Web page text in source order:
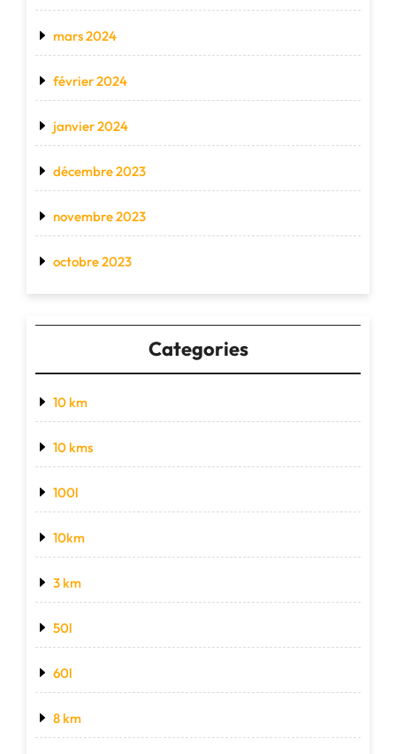
mars 2024
février 2024
janvier 2024
décembre 2023
novembre 2023
octobre 2023
Categories
10 km
10 kms
100l
10km
3 km
50l
60l
8 km